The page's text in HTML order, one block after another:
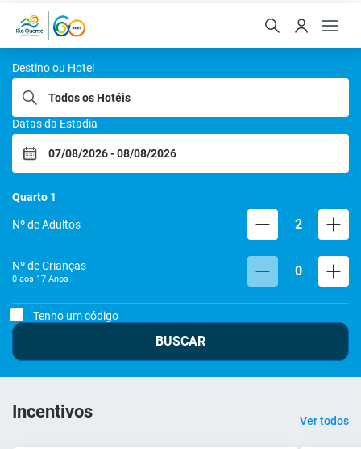
Rio Quente Resorts
Destino ou Hotel
Datas da Estadia
Quarto 1
Nº de Adultos 2
Nº de Crianças
0 aos 17 Anos 0
Tenho um código
BUSCAR
Incentivos Ver todos